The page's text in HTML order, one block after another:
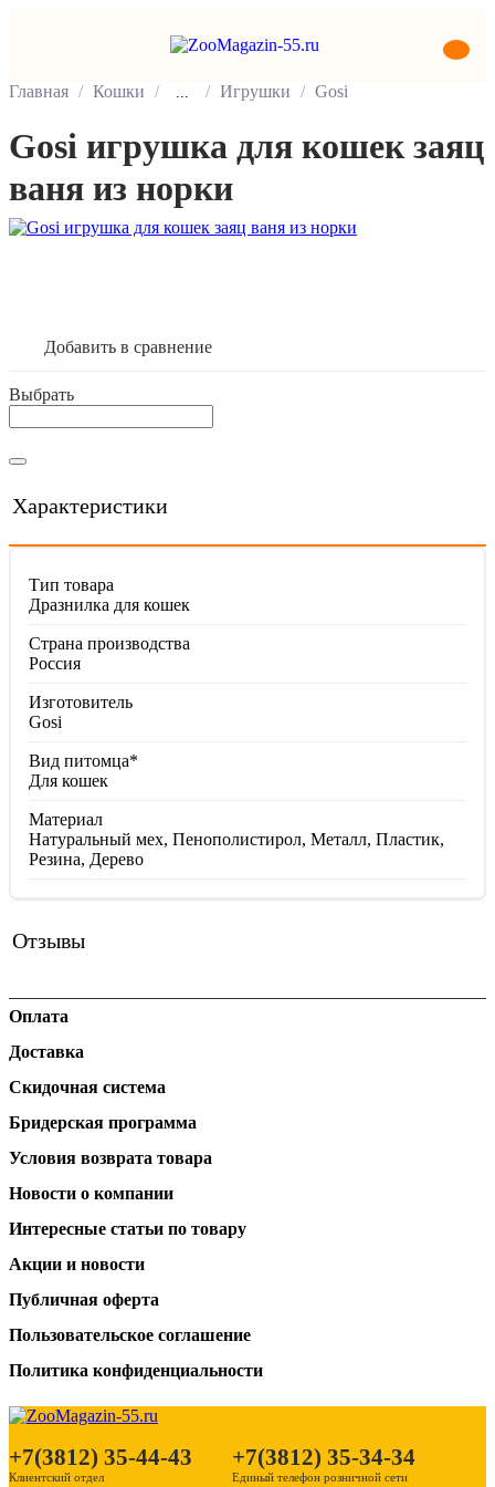
Главная Кошки ... Игрушки Gosi
Gosi игрушка для кошек заяц
ваня из норки
Добавить в сравнение
Выбрать
Характеристики
Тип товара
Дразнилка для кошек
Страна производства
Россия
Изготовитель
Gosi
Вид питомца*
Для кошек
Материал
Натуральный мех, Пенополистирол, Металл, Пластик,
Резина, Дерево
Отзывы
Оплата
Доставка
Скидочная система
Бридерская программа
Условия возврата товара
Новости о компании
Интересные статьи по товару
Акции и новости
Публичная оферта
Пользовательское соглашение
Политика конфиденциальности
+7(3812) 35-44-43
Клиентский отдел
+7(3812) 35-34-34
Единый телефон розничной сети